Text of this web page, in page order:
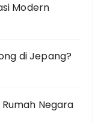
Modern
di Jepang?
Negara